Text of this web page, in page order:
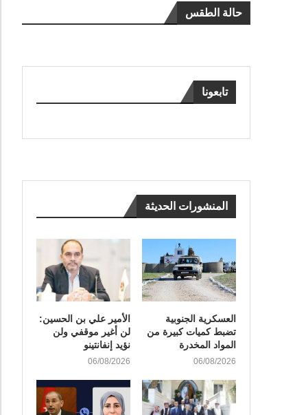
حالة الطقس
تابعونا
المنشورات الحديثة
العسكرية الجنوبية
تضبط كميات كبيرة من
المواد المخدرة
06/08/2026
الأمير علي بن الحسين:
لن أغير موقفي ولن
نؤيد إنفانتينو
06/08/2026